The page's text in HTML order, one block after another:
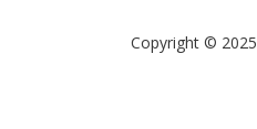
Copyright © 2025